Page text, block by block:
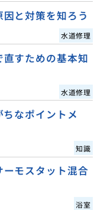
と対策を知ろう
水道修理
直すための基本知
水道修理
なポイントメ
知識
モスタット混合
浴室